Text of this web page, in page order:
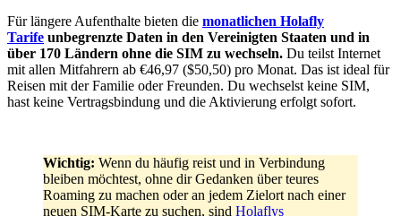
Für längere Aufenthalte bieten die monatlichen Holafly
Tarife unbegrenzte Daten in den Vereinigten Staaten und in
über 170 Ländern ohne die SIM zu wechseln. Du teilst Internet
mit allen Mitfahrern ab €46,97 ($50,50) pro Monat. Das ist ideal für
Reisen mit der Familie oder Freunden. Du wechselst keine SIM,
hast keine Vertragsbindung und die Aktivierung erfolgt sofort.
Wichtig: Wenn du häufig reist und in Verbindung
bleiben möchtest, ohne dir Gedanken über teures
Roaming zu machen oder an jedem Zielort nach einer
neuen SIM-Karte zu suchen, sind Holaflys